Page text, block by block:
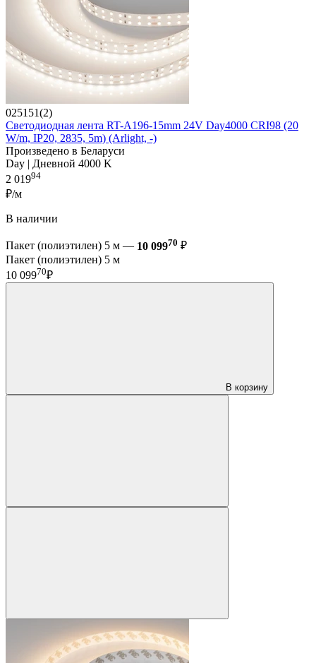
025151(2)
Светодиодная лента RT-A196-15mm 24V Day4000 CRI98 (20
W/m, IP20, 2835, 5m) (Arlight, -)
Произведено в Беларуси
Day | Дневной 4000 K
2 01994
₽/м
В наличии
Пакет (полиэтилен) 5 м — 10 09970 ₽
Пакет (полиэтилен) 5 м
10 09970₽
В корзину